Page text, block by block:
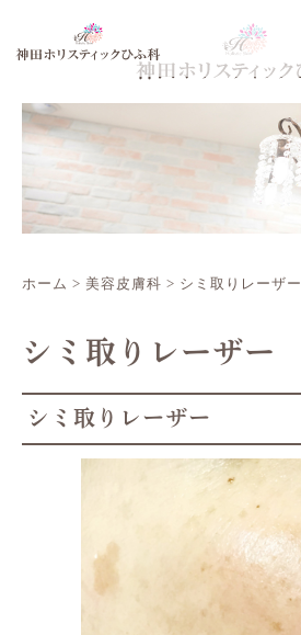
ホーム > 美容皮膚科 > シミ取りレーザー
シミ取りレーザー
シミ取りレーザー